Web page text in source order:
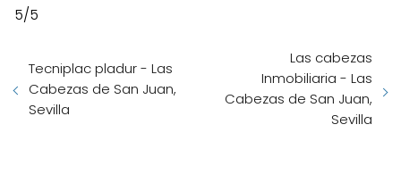
5/5
Tecniplac pladur - Las
Cabezas de San Juan,
Sevilla
Las cabezas
Inmobiliaria - Las
Cabezas de San Juan,
Sevilla